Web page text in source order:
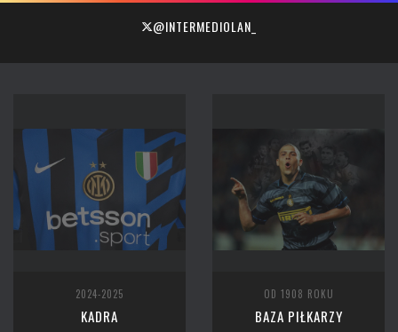
@INTERMEDIOLAN_
2024-2025
KADRA
OD 1908 ROKU
BAZA PIŁKARZY